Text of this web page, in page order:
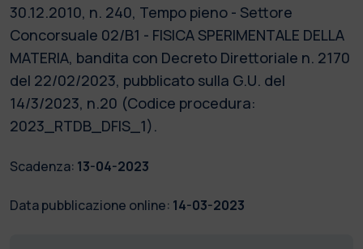
30.12.2010, n. 240, Tempo pieno - Settore
Concorsuale 02/B1 - FISICA SPERIMENTALE DELLA
MATERIA, bandita con Decreto Direttoriale n. 2170
del 22/02/2023, pubblicato sulla G.U. del
14/3/2023, n.20 (Codice procedura:
2023_RTDB_DFIS_1).
Scadenza: 13-04-2023
Data pubblicazione online: 14-03-2023